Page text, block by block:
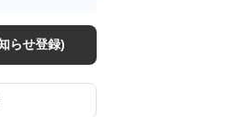
らせ登録)